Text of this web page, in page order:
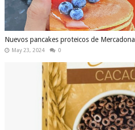
Nuevos pancakes proteicos de Mercadona
May 23, 2024 0